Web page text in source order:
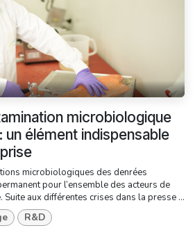
microbiologique
élément indispensable
microbiologiques des denrées
pour l’ensemble des acteurs de
Suite aux différentes crises dans la presse ...
R&D